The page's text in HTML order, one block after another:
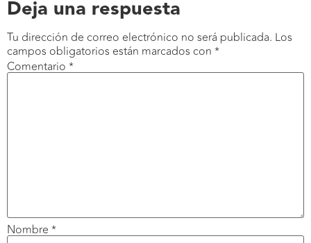
Deja una respuesta
Tu dirección de correo electrónico no será publicada. Los
campos obligatorios están marcados con *
Comentario *
Nombre *